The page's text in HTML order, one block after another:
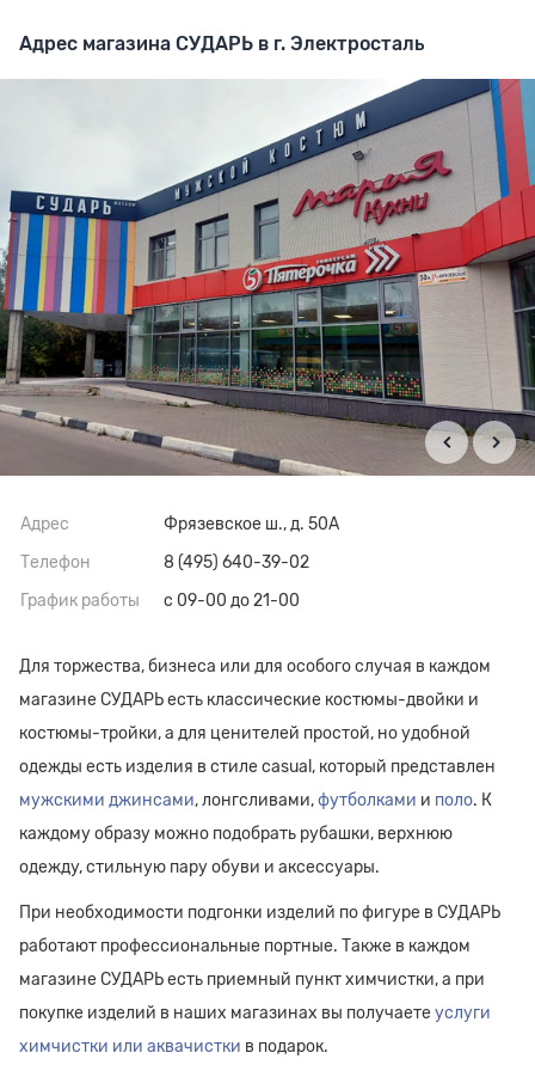
Адрес магазина СУДАРЬ в г. Электросталь
Адрес
Фрязевское ш., д. 50А
Телефон
8 (495) 640-39-02
График работы
с 09-00 до 21-00
Для торжества, бизнеса или для особого случая в каждом
магазине СУДАРЬ есть классические костюмы-двойки и
костюмы-тройки, а для ценителей простой, но удобной
одежды есть изделия в стиле casual, который представлен
мужскими джинсами, лонгсливами,футболками и поло. К
каждому образу можно подобрать рубашки, верхнюю
одежду, стильную пару обуви и аксессуары.
При необходимости подгонки изделий по фигуре в СУДАРЬ
работают профессиональные портные. Также в каждом
магазине СУДАРЬ есть приемный пункт химчистки, а при
покупке изделий в наших магазинах вы получаетеуслуги
химчистки или аквачистки в подарок.